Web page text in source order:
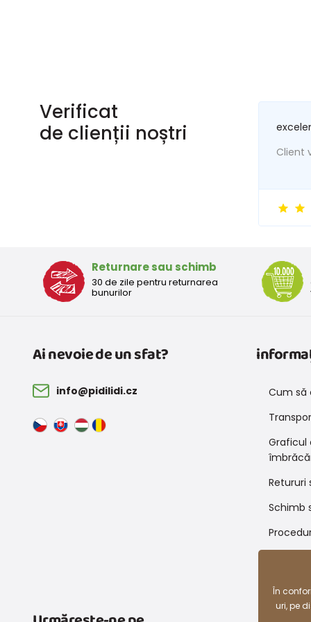
Verificat
de clienții noștri
Client
Returnare sau schimb
30 de zile pentru returnarea
bunurilor
Ai nevoie de un sfat?
info@pidilidi.cz
Cum să
Graficul
Retururi
Schimb
În
uri, pe